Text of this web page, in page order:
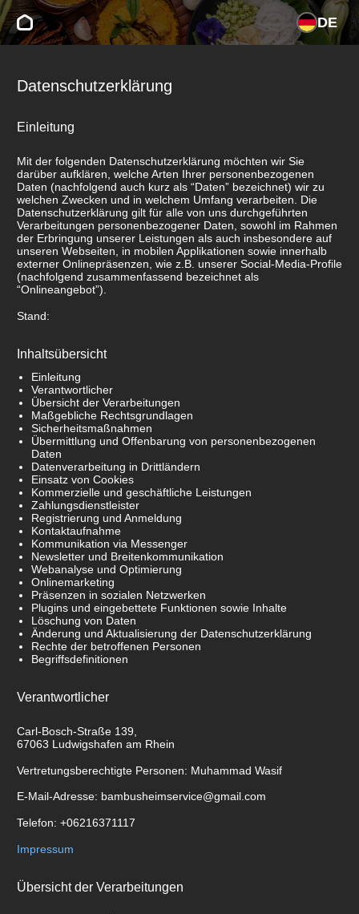
DE
Datenschutzerklärung
Einleitung
Mit der folgenden Datenschutzerklärung möchten wir Sie
darüber aufklären, welche Arten Ihrer personenbezogenen
Daten (nachfolgend auch kurz als “Daten” bezeichnet) wir zu
welchen Zwecken und in welchem Umfang verarbeiten. Die
Datenschutzerklärung gilt für alle von uns durchgeführten
Verarbeitungen personenbezogener Daten, sowohl im Rahmen
der Erbringung unserer Leistungen als auch insbesondere auf
unseren Webseiten, in mobilen Applikationen sowie innerhalb
externer Onlinepräsenzen, wie z.B. unserer Social-Media-Profile
(nachfolgend zusammenfassend bezeichnet als
“Onlineangebot”).
Stand:
Inhaltsübersicht
Einleitung
Verantwortlicher
Übersicht der Verarbeitungen
Maßgebliche Rechtsgrundlagen
Sicherheitsmaßnahmen
Übermittlung und Offenbarung von personenbezogenen
Daten
Datenverarbeitung in Drittländern
Einsatz von Cookies
Kommerzielle und geschäftliche Leistungen
Zahlungsdienstleister
Registrierung und Anmeldung
Kontaktaufnahme
Kommunikation via Messenger
Newsletter und Breitenkommunikation
Webanalyse und Optimierung
Onlinemarketing
Präsenzen in sozialen Netzwerken
Plugins und eingebettete Funktionen sowie Inhalte
Löschung von Daten
Änderung und Aktualisierung der Datenschutzerklärung
Rechte der betroffenen Personen
Begriffsdefinitionen
Verantwortlicher
Carl-Bosch-Straße 139
67063 Ludwigshafen am Rhein
Vertretungsberechtigte Personen: Muhammad Wasif
E-Mail-Adresse: bambusheimservice@gmail.com
Telefon: +06216371117
Impressum
Übersicht der Verarbeitungen